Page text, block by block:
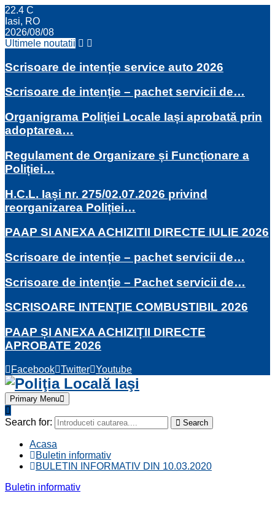
22.4 C
Iasi, RO
2026/08/08
Ultimele noutatii
Scrisoare de intenție service auto 2026
Scrisoare de intenție – pachet servicii de…
Organigrama Poliției Locale Iași aprobată prin
adoptarea…
Regulament de Organizare și Funcționare a
Poliției…
H.C.L. Iași nr. 275/02.07.2026 privind
reorganizarea Poliției…
PAAP SI ANEXA ACHIZITII DIRECTE IULIE 2026
Scrisoare de intenție – pachet servicii de…
Scrisoare de intenție – Pachet servicii de…
SCRISOARE INTENȚIE COMBUSTIBIL 2026
PAAP ȘI ANEXA ACHIZIȚII DIRECTE
APROBATE 2026
Facebook Twitter Youtube
Primary Menu
Search for: Search
Acasa
Buletin informativ
BULETIN INFORMATIV DIN 10.03.2020
Buletin informativ